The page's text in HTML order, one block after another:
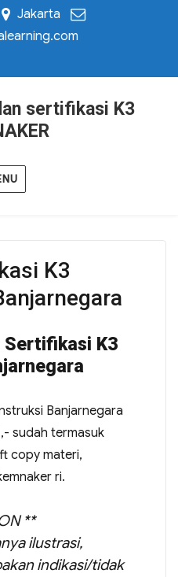
Jakarta
sertifikasi K3
K3
Sertifikasi K3
Banjarnegara
sudah termasuk
copy materi,
ri.
**
ilustrasi,
indikasi/tidak